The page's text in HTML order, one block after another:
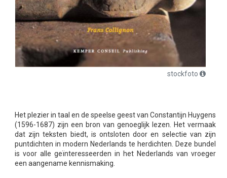
stockfoto
Het plezier in taal en de speelse geest van Constantijn Huygens
(1596-1687) zijn een bron van genoeglijk lezen. Het vermaak
dat zijn teksten biedt, is ontsloten door en selectie van zijn
puntdichten in modern Nederlands te herdichten. Deze bundel
is voor alle geïnteresseerden in het Nederlands van vroeger
een aangename kennismaking.